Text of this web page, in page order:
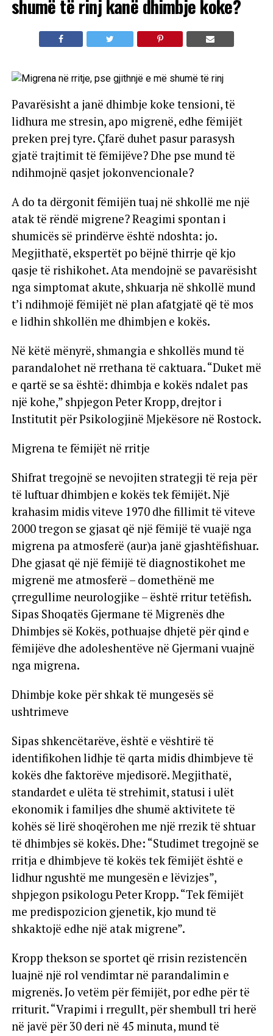
shumë të rinj kanë dhimbje koke?
Pavarësisht a janë dhimbje koke tensioni, të
lidhura me stresin, apo migrenë, edhe fëmijët
preken prej tyre. Çfarë duhet pasur parasysh
gjatë trajtimit të fëmijëve? Dhe pse mund të
ndihmojnë qasjet jokonvencionale?
A do ta dërgonit fëmijën tuaj në shkollë me një
atak të rëndë migrene? Reagimi spontan i
shumicës së prindërve është ndoshta: jo.
Megjithatë, ekspertët po bëjnë thirrje që kjo
qasje të rishikohet. Ata mendojnë se pavarësisht
nga simptomat akute, shkuarja në shkollë mund
t’i ndihmojë fëmijët në plan afatgjatë që të mos
e lidhin shkollën me dhimbjen e kokës.
Në këtë mënyrë, shmangia e shkollës mund të
parandalohet në rrethana të caktuara. “Duket më
e qartë se sa është: dhimbja e kokës ndalet pas
një kohe,” shpjegon Peter Kropp, drejtor i
Institutit për Psikologjinë Mjekësore në Rostock.
Migrena te fëmijët në rritje
Shifrat tregojnë se nevojiten strategji të reja për
të luftuar dhimbjen e kokës tek fëmijët. Një
krahasim midis viteve 1970 dhe fillimit të viteve
2000 tregon se gjasat që një fëmijë të vuajë nga
migrena pa atmosferë (aur)a janë gjashtëfishuar.
Dhe gjasat që një fëmijë të diagnostikohet me
migrenë me atmosferë – domethënë me
çrregullime neurologjike – është rritur tetëfish.
Sipas Shoqatës Gjermane të Migrenës dhe
Dhimbjes së Kokës, pothuajse dhjetë për qind e
fëmijëve dhe adoleshentëve në Gjermani vuajnë
nga migrena.
Dhimbje koke për shkak të mungesës së
ushtrimeve
Sipas shkencëtarëve, është e vështirë të
identifikohen lidhje të qarta midis dhimbjeve të
kokës dhe faktorëve mjedisorë. Megjithatë,
standardet e ulëta të strehimit, statusi i ulët
ekonomik i familjes dhe shumë aktivitete të
kohës së lirë shoqërohen me një rrezik të shtuar
të dhimbjes së kokës. Dhe: “Studimet tregojnë se
rritja e dhimbjeve të kokës tek fëmijët është e
lidhur ngushtë me mungesën e lëvizjes”,
shpjegon psikologu Peter Kropp. “Tek fëmijët
me predispozicion gjenetik, kjo mund të
shkaktojë edhe një atak migrene”.
Kropp thekson se sportet që rrisin rezistencën
luajnë një rol vendimtar në parandalimin e
migrenës. Jo vetëm për fëmijët, por edhe për të
rriturit. “Vrapimi i rregullt, për shembull tri herë
në javë për 30 deri në 45 minuta, mund të